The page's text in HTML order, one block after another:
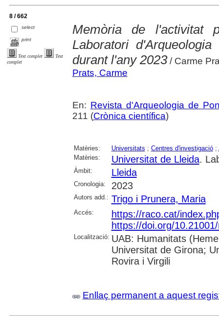
8 / 662
select
print
Text complet
Text
complet
Memòria de l'activitat
Laboratori
durant l'any 2023/ Carme
Prats, Carme
En: Revista d'Arqueologia de
211 (Crònica científica)
Matèries: Universitats ; Centres d'investigació;
Matèries:
Universitat de Lleida.
Àmbit: Lleida
Cronologia: 2023
Autors add.: Trigo i Prunera, Maria
Accés:
https://raco.cat/
https://doi.org/
Localització: UAB: Humanitats
Universitat de Girona;
Rovira i Virgili
Enllaç permanent a aquest